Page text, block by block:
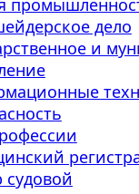
дело
и